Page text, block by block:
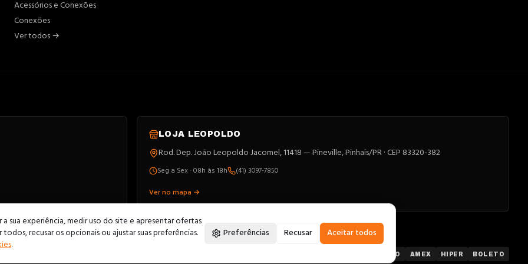
Acessórios e Conexões
Conexões
Ver todos →
LOJA LEOPOLDO
Rod. Dep. João Leopoldo Jacomel, 11418 — Pineville, Pinhais/PR · CEP 83320-382
Seg a Sex · 08h às 18h
(41) 3097-7850
Ver no mapa →
ELO AMEX HIPER BOLETO
sua experiência, medir uso do site e apresentar ofertas
recusar os opcionais ou ajustar suas preferências.
.
Preferências Recusar Aceitar todos